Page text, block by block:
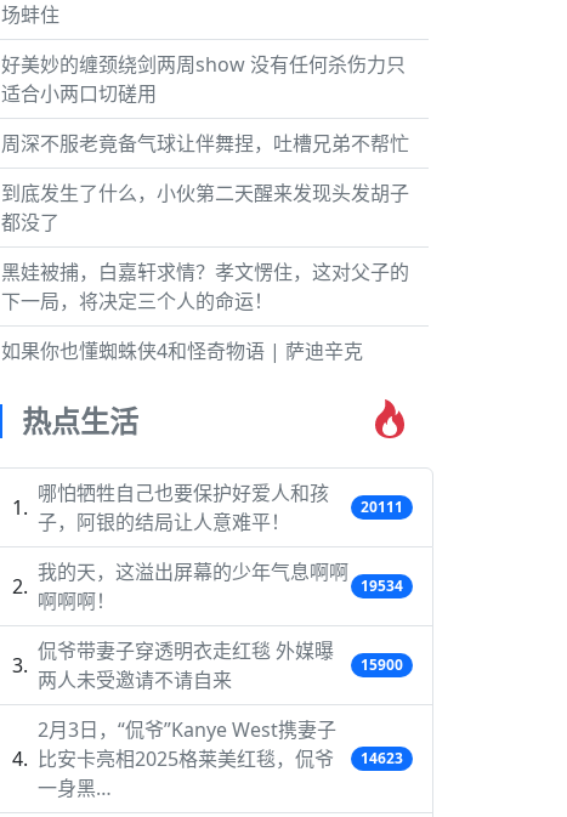
场蚌住
好美妙的缠颈绕剑两周show 没有任何杀伤力只
适合小两口切磋用
周深不服老竟备气球让伴舞捏，吐槽兄弟不帮忙
到底发生了什么，小伙第二天醒来发现头发胡子
都没了
黑娃被捕，白嘉轩求情？孝文愣住，这对父子的
下一局，将决定三个人的命运！
如果你也懂蜘蛛侠4和怪奇物语 | 萨迪辛克
热点生活
哪怕牺牲自己也要保护好爱人和孩
子，阿银的结局让人意难平！
20111
我的天，这溢出屏幕的少年气息啊啊
啊啊啊！
19534
侃爷带妻子穿透明衣走红毯 外媒曝
两人未受邀请不请自来
15900
2月3日，“侃爷”Kanye West携妻子
比安卡亮相2025格莱美红毯，侃爷
一身黑…
14623